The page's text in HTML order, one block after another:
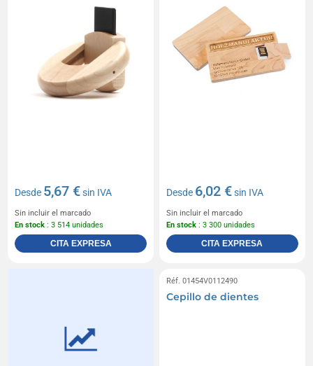
Desde 5,67 €sin IVA
Sin incluir el marcado
En stock : 3 514 unidades
CITA EXPRESA
Desde 6,02 €sin IVA
Sin incluir el marcado
En stock : 3 300 unidades
CITA EXPRESA
Réf. 01454V0112490
Cepillo de dientes